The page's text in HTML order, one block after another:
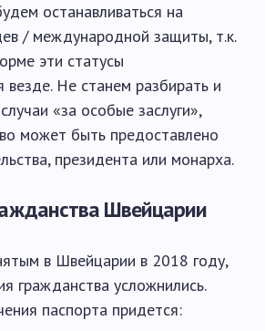
останавливаться на
/ международной защиты, т.к.
эти статусы
везде. Не станем разбирать и
«за особые заслуги»,
может быть предоставлено
президента или монарха.
Швейцарии
в Швейцарии в 2018 году,
гражданства усложнились.
паспорта придется: